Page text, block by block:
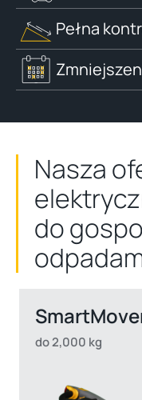
Pełna
Nasza
do
do 2,000 kg